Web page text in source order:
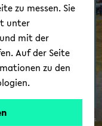
© Wi­ki­me­dia Com­mons
zu messen. Sie
unter
mit der
Auf der Seite
zu den